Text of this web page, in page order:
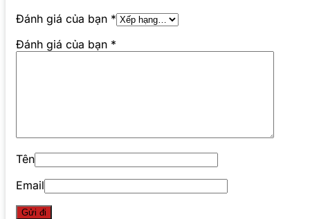
Đánh giá của bạn *
Đánh giá của bạn *
Tên
Email